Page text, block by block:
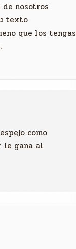
nosotros
texto
que los tengas
como
le gana al